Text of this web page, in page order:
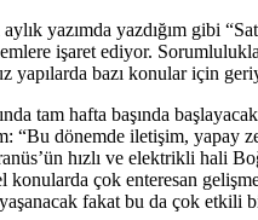
yazımda yazdığım gibi
işaret ediyor.
yapılarda bazı konular için
tam hafta başında
“Bu dönemde iletişim, yapay
hızlı ve elektrikli hali
çok enteresan
yaşanacak fakat bu da çok etkili